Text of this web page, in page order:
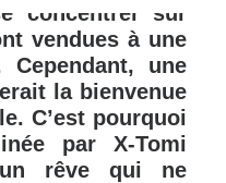
concentrer sur
vendues à une
Cependant, une
la bienvenue
C’est pourquoi
par X-Tomi
un rêve qui ne